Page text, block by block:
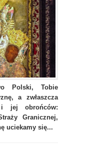
Polski, Tobie
a zwłaszcza
i jej obrońców:
Granicznej,
uciekamy się...